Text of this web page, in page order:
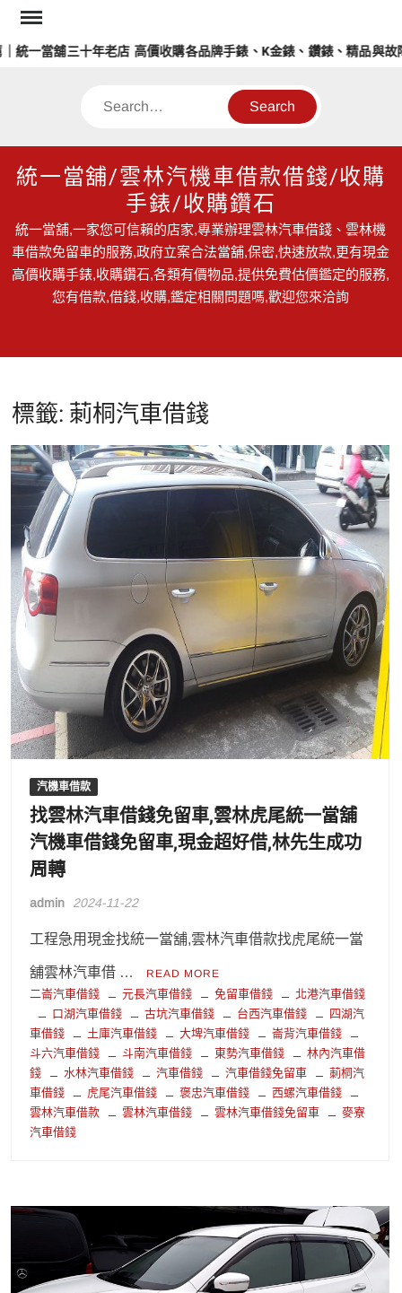
Skip
content
一當舖三十年老店 高價收購各品牌手錶、K金錶、鑽錶、精品與故
Search
統一當舖/雲林汽機車借款借錢/收購
手錶/收購鑽石
統一當舖,一家您可信賴的店家,專業辦理雲林汽車借錢、雲林機
車借款免留車的服務,政府立案合法當舖,保密,快速放款,更有現金
高價收購手錶,收購鑽石,各類有價物品,提供免費估價鑑定的服務,
您有借款,借錢,收購,鑑定相關問題嗎,歡迎您來洽詢
標籤: 莿桐汽車借錢
汽機車借款
找雲林汽車借錢免留車,雲林虎尾統一當舖
汽機車借錢免留車,現金超好借,林先生成功
周轉
admin 2024-11-22
工程急用現金找統一當舖,雲林汽車借款找虎尾統一當
舖雲林汽車借 … READ MORE
二崙汽車借錢 元長汽車借錢 免留車借錢
北港汽車借錢
口湖汽車借錢
古坑汽車借錢 台西汽車借錢
四湖汽
車借錢
土庫汽車借錢 大埤汽車借錢
崙背汽車借錢
斗六汽車借錢
斗南汽車借錢 東勢汽車借錢
林內汽車借
錢
水林汽車借錢 汽車借錢 汽車借錢免留車
莿桐汽
車借錢
虎尾汽車借錢 褒忠汽車借錢
西螺汽車借錢
雲林汽車借款
雲林汽車借錢 雲林汽車借錢免留車
麥寮
汽車借錢